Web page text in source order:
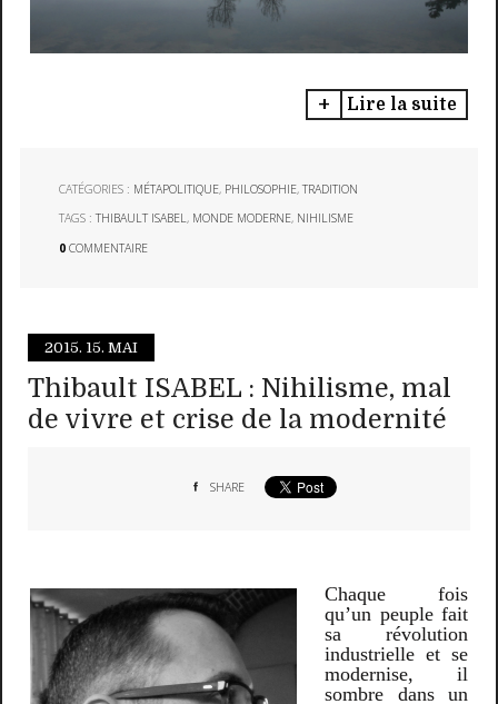
Lire la suite
CATÉGORIES : MÉTAPOLITIQUE, PHILOSOPHIE,TRADITION
TAGS :THIBAULT ISABEL, MONDE MODERNE, NIHILISME
0 COMMENTAIRE
2015. 15. MAI
Thibault ISABEL : Nihilisme, mal
de vivre et crise de la modernité
SHARE
Chaque fois
qu’un peuple fait
sa révolution
industrielle et se
modernise, il
sombre dans un